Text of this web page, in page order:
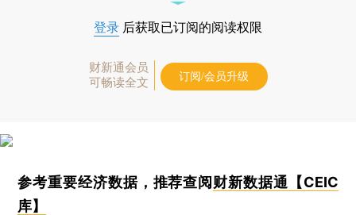
登录 后获取已订阅的阅读权限
财新通会员
可畅读全文
订阅/会员升级
参考重要经济数据，推荐查阅 财新数据通【CEIC
库】